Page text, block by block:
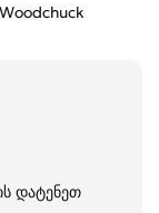
დატენეთ